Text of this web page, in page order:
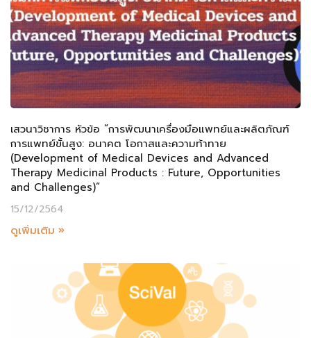
เสวนาวิชาการ หัวข้อ “การพัฒนาเครื่องมือแพทย์และผลิตภัณฑ์
การแพทย์ขั้นสูง: อนาคต โอกาสและความท้าทาย
(Development of Medical Devices and Advanced
Therapy Medicinal Products : Future, Opportunities
and Challenges)”
15/12/2564
ดูเพิ่มเติม »